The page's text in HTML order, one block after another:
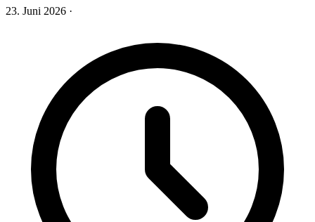
23. Juni 2026 ·